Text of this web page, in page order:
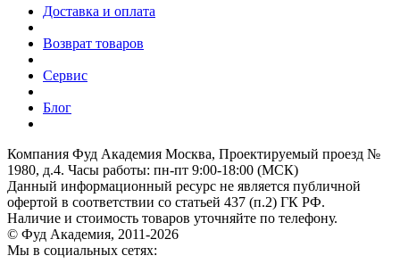
Доставка и оплата
Возврат товаров
Сервис
Блог
Компания Фуд Академия Москва, Проектируемый проезд №
1980, д.4. Часы работы: пн-пт 9:00-18:00 (МСК)
Данный информационный ресурс не является публичной
офертой в соответствии со статьей 437 (п.2) ГК РФ.
Наличие и стоимость товаров уточняйте по телефону.
© Фуд Академия, 2011-2026
Мы в социальных сетях: